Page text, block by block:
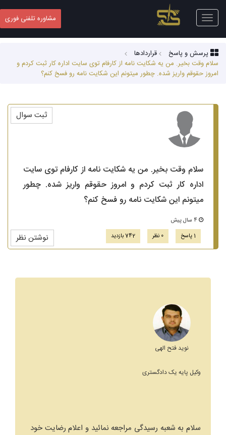
Toggle
navigation
مشاوره تلفنی فوری
پرسش و پاسخ
قراردادها
سلام وقت بخیر. من یه شکایت نامه از کارفام توی سایت اداره کار ثبت کردم و
امروز حقوقم واریز شده. چطور میتونم این شکایت نامه رو فسخ کنم؟
سلام وقت بخیر. من یه شکایت نامه از کارفام توی سایت
اداره کار ثبت کردم و امروز حقوقم واریز شده. چطور
میتونم این شکایت نامه رو فسخ کنم؟
1 پاسخ
0 نظر 742 بازدید نوشتن نظر
ثبت سوال
نوید فتح الهی
وکیل پایه یک دادگستری
سلام به شعبه رسیدگی مراجعه نمائید و اعلام رضایت خود